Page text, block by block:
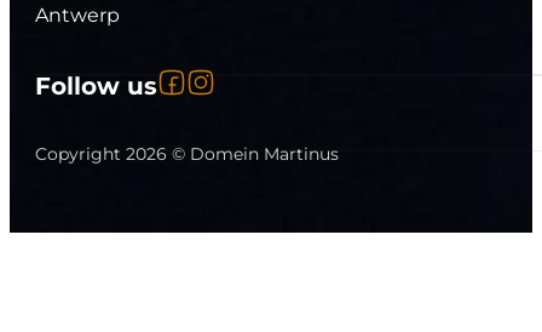
Antwerp
Follow us Follow us on Facebook
Copyright 2026 © Domein Martinus